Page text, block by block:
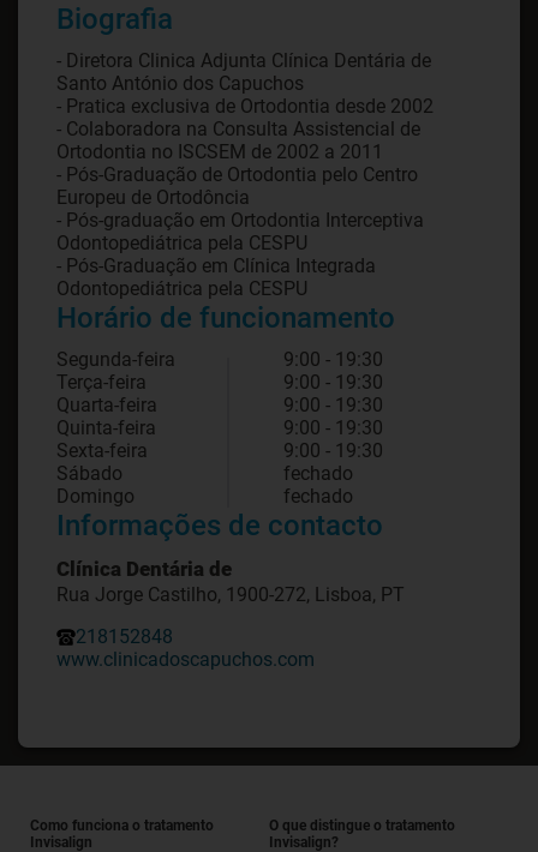
Biografia
- Diretora Clinica Adjunta Clínica Dentária de
Santo António dos Capuchos
- Pratica exclusiva de Ortodontia desde 2002
- Colaboradora na Consulta Assistencial de
Ortodontia no ISCSEM de 2002 a 2011
- Pós-Graduação de Ortodontia pelo Centro
Europeu de Ortodôncia
- Pós-graduação em Ortodontia Interceptiva
Odontopediátrica pela CESPU
- Pós-Graduação em Clínica Integrada
Horário de funcionamento
Segunda-feira
9:00 - 19:30
Terça-feira
9:00 - 19:30
Quarta-feira
9:00 - 19:30
Quinta-feira
9:00 - 19:30
Sexta-feira
9:00 - 19:30
Sábado
fechado
Domingo
fechado
Informações de contacto
Clínica Dentária de
Rua Jorge Castilho, 1900-272, Lisboa, PT
218152848
www.clinicadoscapuchos.com
Como funciona o tratamento
Invisalign
O que distingue o tratamento
Invisalign?